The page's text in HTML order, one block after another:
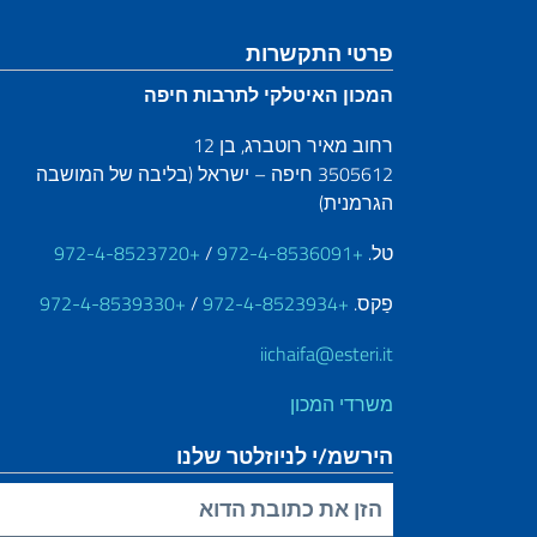
קטע כותרת
פרטי התקשרות
המכון האיטלקי לתרבות חיפה
רחוב מאיר רוטברג, בן 12
3505612 חיפה – ישראל (בליבה של המושבה
הגרמנית)
טל. +972-4-8536091
/
+972-4-8523720
פַקס. +972-4-8523934
/
+972-4-8539330
iichaifa@esteri.it
משרדי המכון
הירשמ/י לניוזלטר שלנו
הזינ/י את כתובת הדוא"ל שלך